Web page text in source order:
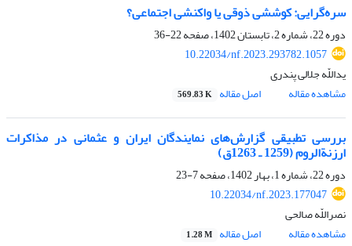
سره‌گرایی: کوششی ذوقی یا واکنشی اجتماعی؟
دوره 22، شماره 2، تابستان 1402، صفحه
22-36
10.22034/nf.2023.293782.1057
یداللّه جلالی پندری
مشاهده مقاله
اصل مقاله 569.83 K
بررسی تطبیقی گزارش‏‏‌‌های نمایندگان ایران و عثمانی در مذاکرات
ارزنة‏‏‌‌الروم (1259 ـ 1263ق)
دوره 22، شماره 1، بهار 1402، صفحه
7-23
10.22034/nf.2023.177047
نصراللّه صالحی
مشاهده مقاله
اصل مقاله 1.28 M